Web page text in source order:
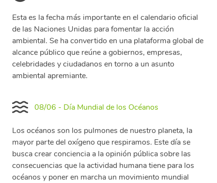
Esta es la fecha más importante en el calendario oficial
de las Naciones Unidas para fomentar la acción
ambiental. Se ha convertido en una plataforma global de
alcance público que reúne a gobiernos, empresas,
celebridades y ciudadanos en torno a un asunto
ambiental apremiante.
08/06 - Día Mundial de los Océanos
Los océanos son los pulmones de nuestro planeta, la
mayor parte del oxígeno que respiramos. Este día se
busca crear conciencia a la opinión pública sobre las
consecuencias que la actividad humana tiene para los
océanos y poner en marcha un movimiento mundial